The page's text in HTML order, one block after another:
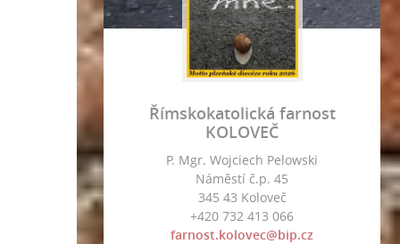
Římskokatolická farnost
KOLOVEČ
P. Mgr. Wojciech Pelowski
Náměstí č.p. 45
345 43 Koloveč
+420 732 413 066
farnost.kolovec@bip.cz